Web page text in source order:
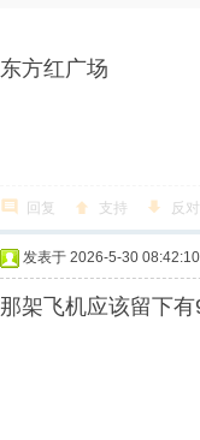
东方红广场
回复 支持 反对
发表于 2026-5-30 08:42:10
那架飞机应该留下